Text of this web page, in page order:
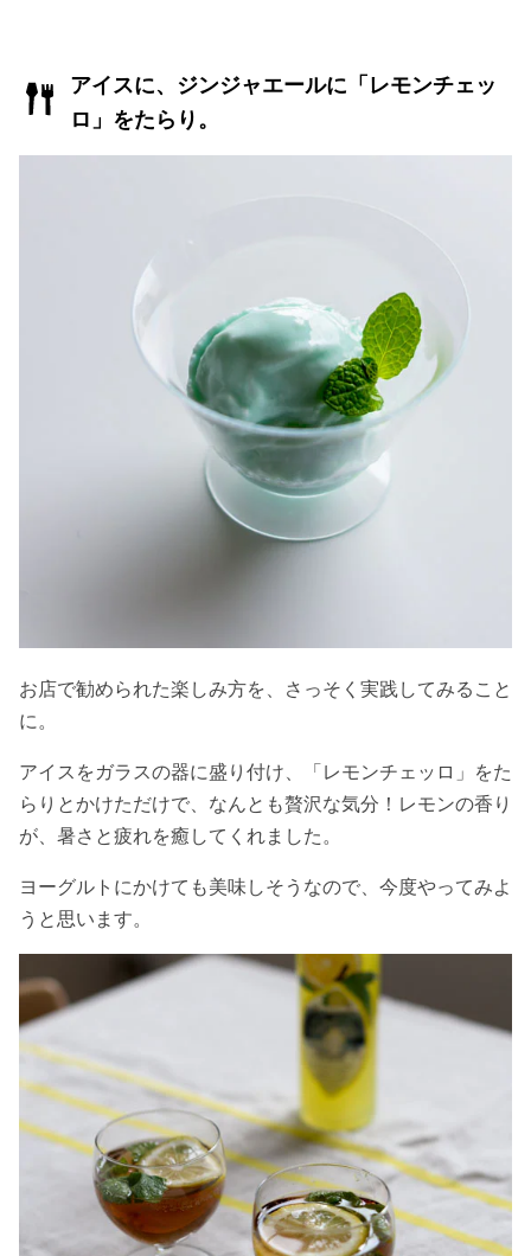
アイスに、ジンジャエールに「レモンチェッ
ロ」をたらり。
お店で勧められた楽しみ方を、さっそく実践してみること
に。
アイスをガラスの器に盛り付け、「レモンチェッロ」をた
らりとかけただけで、なんとも贅沢な気分！レモンの香り
が、暑さと疲れを癒してくれました。
ヨーグルトにかけても美味しそうなので、今度やってみよ
うと思います。